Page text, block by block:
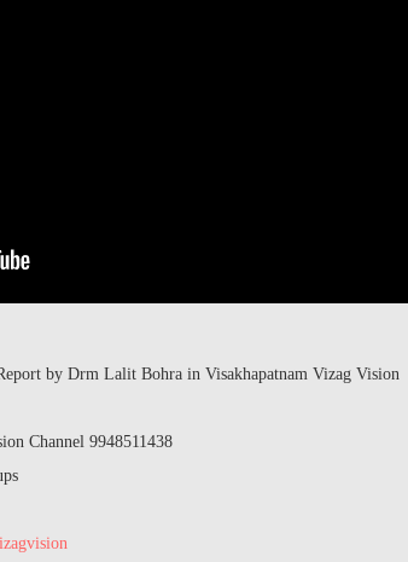
by Drm Lalit Bohra in Visakhapatnam Vizag Vision
Channel 9948511438